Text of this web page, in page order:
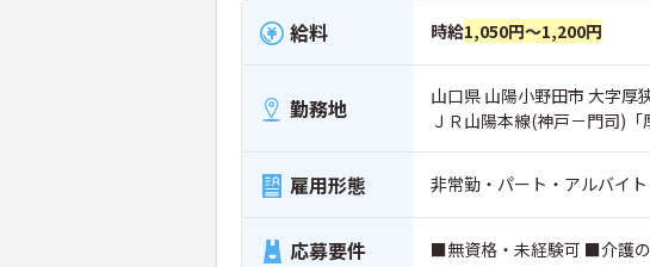
給料 時給1,050円～1,200円
勤務地
山口県 山陽小野田市 大字厚
ＪＲ山陽本線(神戸－門司)
雇用形態 非常勤・パート・アルバイト
応募要件 ■無資格・未経験可 ■介護